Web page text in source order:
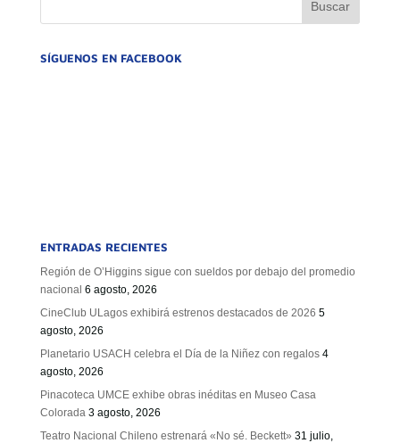
SÍGUENOS EN FACEBOOK
ENTRADAS RECIENTES
Región de O’Higgins sigue con sueldos por debajo del promedio
nacional 6 agosto, 2026
CineClub ULagos exhibirá estrenos destacados de 2026 5
agosto, 2026
Planetario USACH celebra el Día de la Niñez con regalos 4
agosto, 2026
Pinacoteca UMCE exhibe obras inéditas en Museo Casa
Colorada 3 agosto, 2026
Teatro Nacional Chileno estrenará «No sé. Beckett» 31 julio,